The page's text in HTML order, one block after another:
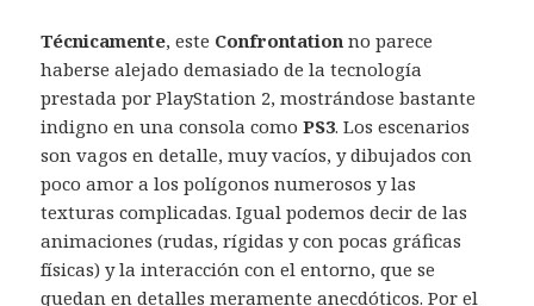
Técnicamente, este Confrontation no parece
haberse alejado demasiado de la tecnología
prestada por PlayStation 2, mostrándose bastante
indigno en una consola comoPS3. Los escenarios
son vagos en detalle, muy vacíos, y dibujados con
poco amor a los polígonos numerosos y las
texturas complicadas. Igual podemos decir de las
animaciones (rudas, rígidas y con pocas gráficas
físicas) y la interacción con el entorno, que se
quedan en detalles meramente anecdóticos. Por el